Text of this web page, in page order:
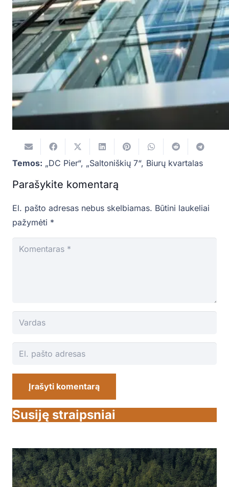
Temos: „DC Pier“, „Saltoniškių 7“, Biurų kvartalas
Parašykite komentarą
El. pašto adresas nebus skelbiamas. Būtini laukeliai
pažymėti *
Įrašyti komentarą
Susiję straipsniai